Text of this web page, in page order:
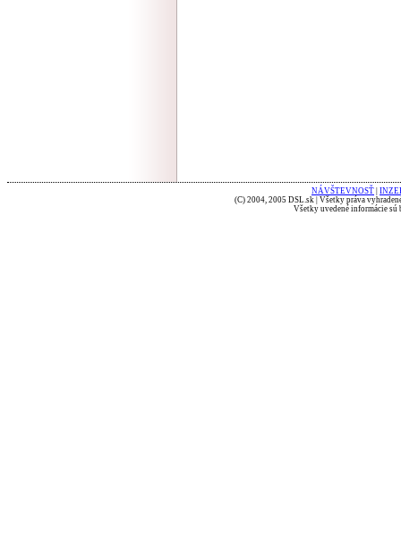
NÁVŠTEVNOSŤ
(C) 2004, 2005 DSL.sk | Všetky práva
Všetky uvedené informácie sú